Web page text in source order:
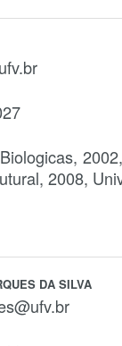
2008,
DA SILVA